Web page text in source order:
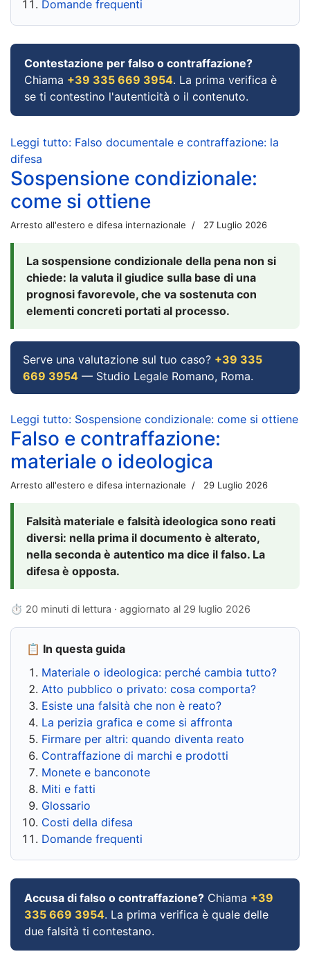
Domande frequenti
Contestazione per falso o contraffazione?
Chiama +39 335 669 3954. La prima verifica è
se ti contestino l'autenticità o il contenuto.
Leggi tutto: Falso documentale e contraffazione: la
difesa
Sospensione condizionale:
come si ottiene
Arresto all'estero e difesa internazionale 27 Luglio 2026
La sospensione condizionale della pena non si
chiede: la valuta il giudice sulla base di una
prognosi favorevole, che va sostenuta con
elementi concreti portati al processo.
Serve una valutazione sul tuo caso? +39 335
669 3954 — Studio Legale Romano, Roma.
Leggi tutto: Sospensione condizionale: come si ottiene
Falso e contraffazione:
materiale o ideologica
Arresto all'estero e difesa internazionale 29 Luglio 2026
Falsità materiale e falsità ideologica sono reati
diversi: nella prima il documento è alterato,
nella seconda è autentico ma dice il falso. La
difesa è opposta.
⏱ 20 minuti di lettura · aggiornato al 29 luglio 2026
📋 In questa guida
Materiale o ideologica: perché cambia tutto?
Atto pubblico o privato: cosa comporta?
Esiste una falsità che non è reato?
La perizia grafica e come si affronta
Firmare per altri: quando diventa reato
Contraffazione di marchi e prodotti
Monete e banconote
Miti e fatti
Glossario
Costi della difesa
Domande frequenti
Accusa di falso o contraffazione? Chiama +39
335 669 3954. La prima verifica è quale delle
due falsità ti contestano.